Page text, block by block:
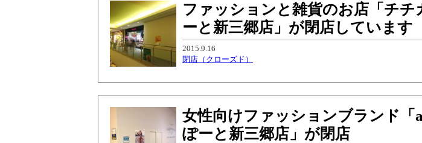
ファッションと雑貨のお店「チチ
ーと新三郷店」が閉店しています
2015.9.16
閉店（クローズド）
女性向けファッションブランド「
ぽーと新三郷店」が閉店